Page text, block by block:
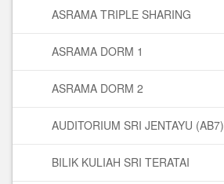
ASRAMA TRIPLE SHARING
ASRAMA DORM 1
ASRAMA DORM 2
AUDITORIUM SRI JENTAYU (AB7)
BILIK KULIAH SRI TERATAI